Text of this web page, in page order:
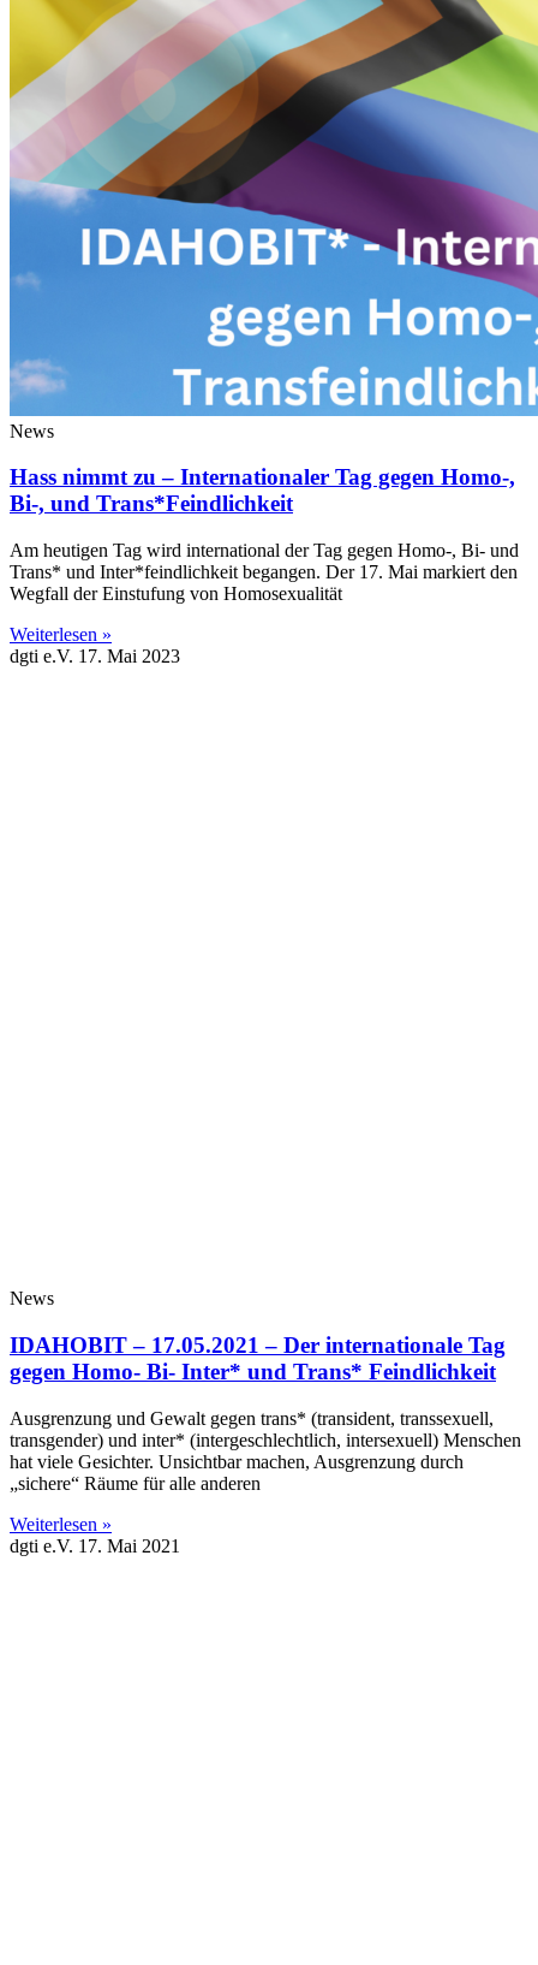
News
Hass nimmt zu – Internationaler Tag gegen Homo-,
Bi-, und Trans*Feindlichkeit
Am heutigen Tag wird international der Tag gegen Homo-, Bi- und
Trans* und Inter*feindlichkeit begangen. Der 17. Mai markiert den
Wegfall der Einstufung von Homosexualität
Weiterlesen »
dgti e.V. 17. Mai 2023
News
IDAHOBIT – 17.05.2021 – Der internationale Tag
gegen Homo- Bi- Inter* und Trans* Feindlichkeit
Ausgrenzung und Gewalt gegen trans* (transident, transsexuell,
transgender) und inter* (intergeschlechtlich, intersexuell) Menschen
hat viele Gesichter. Unsichtbar machen, Ausgrenzung durch
„sichere“ Räume für alle anderen
Weiterlesen »
dgti e.V. 17. Mai 2021